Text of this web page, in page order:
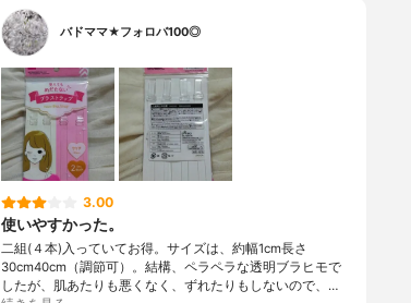
バドママ★フォロバ100◎
3.00
使いやすかった。
二組(４本)入っていてお得。サイズは、約幅1cm長さ
30cm40cm（調節可）。結構、ペラペラな透明ブラヒモで
したが、肌あたりも悪くなく、ずれたりもしないので、…